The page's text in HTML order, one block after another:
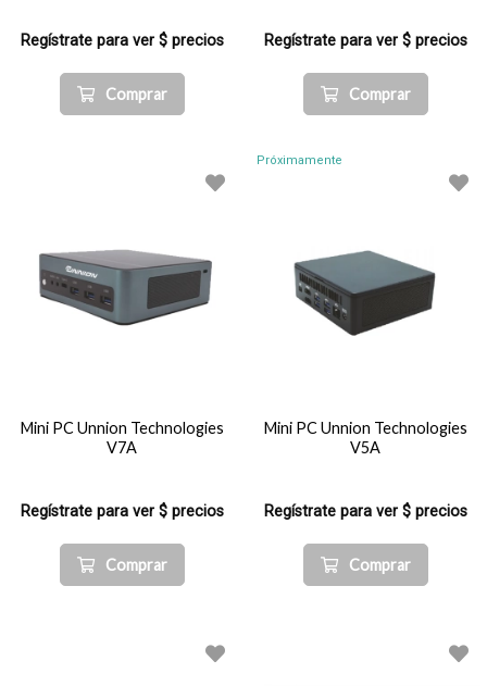
Regístrate para ver $ precios
Comprar
Regístrate para ver $ precios
Comprar
Mini PC Unnion Technologies
V7A
Regístrate para ver $ precios
Comprar
Próximamente
Mini PC Unnion Technologies
V5A
Regístrate para ver $ precios
Comprar